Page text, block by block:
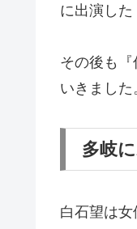
に出演した
その後も
いきました
多岐
白石望は